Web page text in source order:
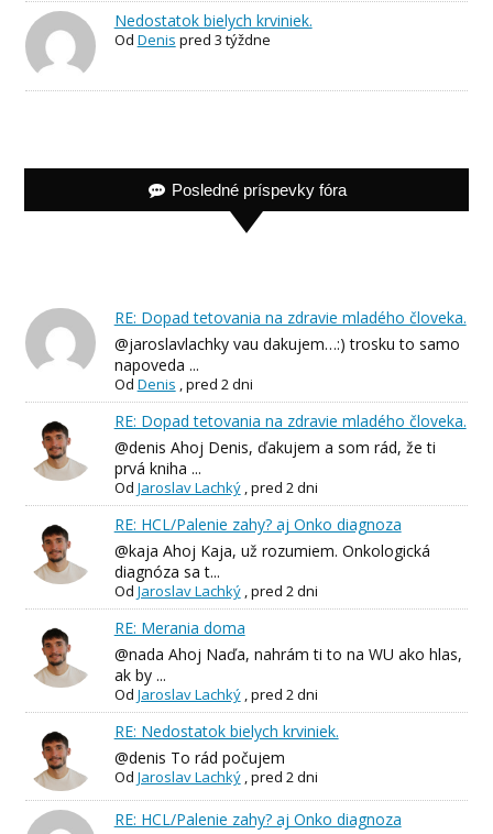
Nedostatok bielych krviniek.
Od Denis pred 3 týždne
Posledné príspevky fóra
RE: Dopad tetovania na zdravie mladého človeka.
@jaroslavlachky vau dakujem…:) trosku to samo
napoveda ...
Od Denis ,pred 2 dni
RE: Dopad tetovania na zdravie mladého človeka.
@denis Ahoj Denis, ďakujem a som rád, že ti
prvá kniha ...
Od Jaroslav Lachký,pred 2 dni
RE: HCL/Palenie zahy? aj Onko diagnoza
@kaja Ahoj Kaja, už rozumiem. Onkologická
diagnóza sa t...
Od Jaroslav Lachký,pred 2 dni
RE: Merania doma
@nada Ahoj Naďa, nahrám ti to na WU ako hlas,
ak by ...
Od Jaroslav Lachký,pred 2 dni
RE: Nedostatok bielych krviniek.
@denis To rád počujem
Od Jaroslav Lachký,pred 2 dni
RE: HCL/Palenie zahy? aj Onko diagnoza